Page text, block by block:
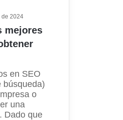
de 2024
mejores
en SEO
búsqueda)
o
una
Dado que